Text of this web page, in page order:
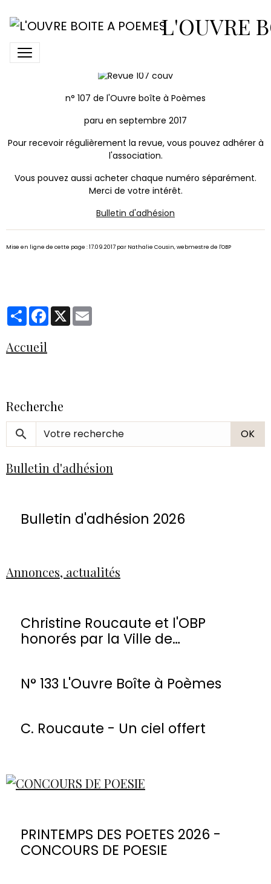
L'OUVRE
N° 107 de L'Ouvre Boîte à
Poèmes
n° 107 de l'Ouvre boîte à Poèmes
paru en septembre 2017
Pour recevoir régulièrement la revue, vous pouvez adhérer à
l'association.
Vous pouvez aussi acheter chaque numéro séparément.
Merci de votre intérêt.
Bulletin d'adhésion
Mise en ligne de cette page : 17.09.2017 par Nathalie Cousin, webmestre de l'OBP
PartagerFacebook
X
Accueil
Recherche
OK
Bulletin d'adhésion
Bulletin d'adhésion 2026
Annonces, actualités
Christine Roucaute et l'OBP
honorés par la Ville de
N° 133 L'Ouvre Boîte à Poèmes
C. Roucaute - Un ciel offert
PRINTEMPS DES POETES 2026 -
CONCOURS DE POESIE